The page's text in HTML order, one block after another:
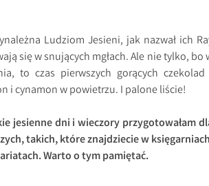
Ludziom Jesieni, jak nazwał ich
się w snujących mgłach. Ale nie tylko, bo
to czas pierwszych gorących
i cynamon w powietrzu. I palone liście!
jesienne dni i wieczory przygotowałam
takich, które znajdziecie w
Warto o tym pamiętać.